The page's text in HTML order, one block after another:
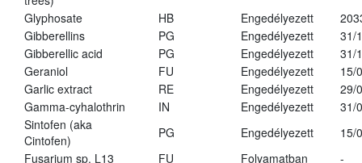
Glyphosate
HB Engedélyezett
Gibberellins
PG Engedélyezett
31/
Gibberellic acid
PG Engedélyezett
31/
Geraniol
FU Engedélyezett
15/
Garlic extract
RE Engedélyezett
29/
Gamma-cyhalothrin
IN Engedélyezett
31/
Sintofen (aka
Cintofen)
PG Engedélyezett
15/
Fusarium sp. L13
FU Folyamatban
-